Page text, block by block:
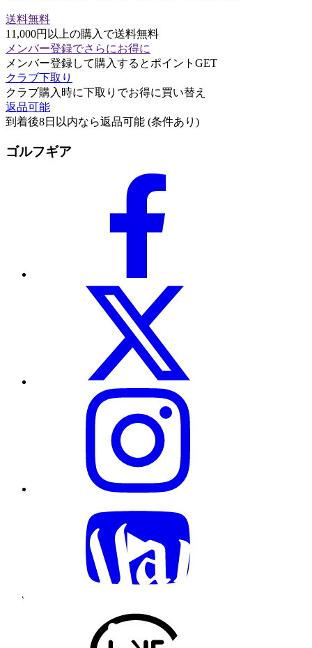
送料無料
11,000円以上の購入で送料無料
メンバー登録でさらにお得に
メンバー登録して購入するとポイントGET
クラブ下取り
クラブ購入時に下取りでお得に買い替え
返品可能
到着後8日以内なら返品可能 (条件あり)
ゴルフギア